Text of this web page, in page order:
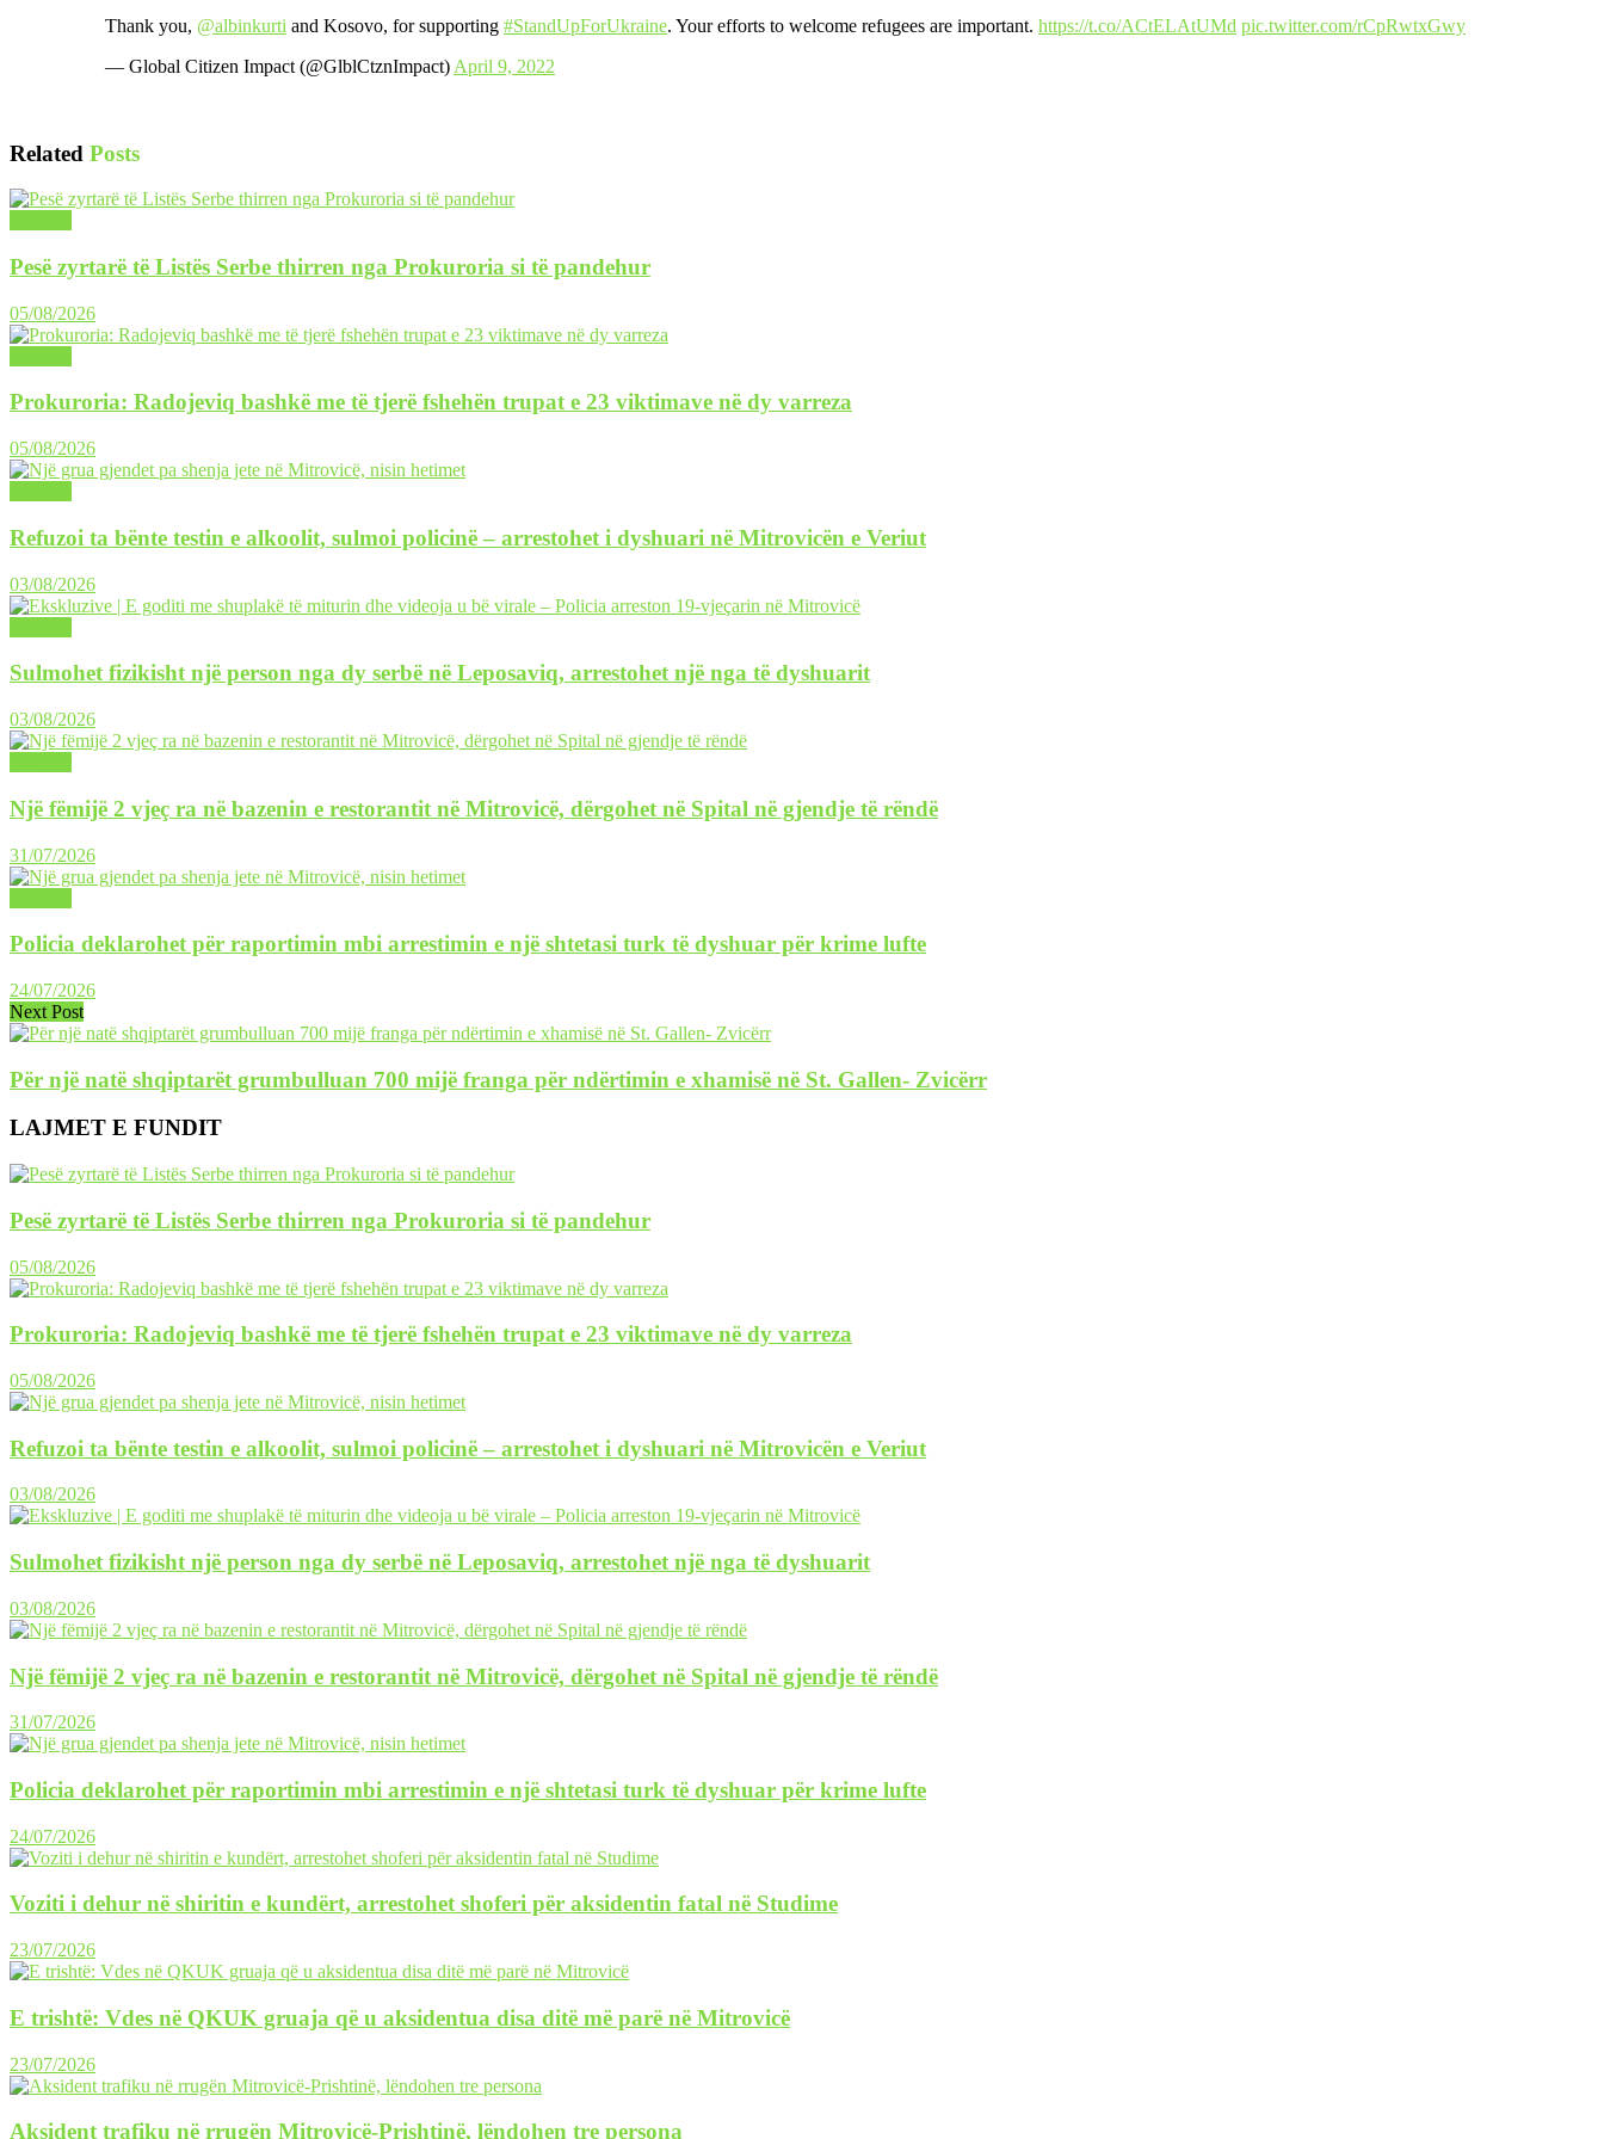
Thank you, @albinkurti and Kosovo, for supporting #StandUpForUkraine. Your efforts to welcome refugees are important. https://t.co/ACtELAtUMd pic.twitter.com/rCpRwtxGwy
— Global Citizen Impact (@GlblCtznImpact) April 9, 2022
Related Posts
Pesë zyrtarë të Listës Serbe thirren nga Prokuroria si të pandehur
05/08/2026
Prokuroria: Radojeviq bashkë me të tjerë fshehën trupat e 23 viktimave në dy varreza
05/08/2026
Refuzoi ta bënte testin e alkoolit, sulmoi policinë – arrestohet i dyshuari në Mitrovicën e Veriut
03/08/2026
Sulmohet fizikisht një person nga dy serbë në Leposaviq, arrestohet një nga të dyshuarit
03/08/2026
Një fëmijë 2 vjeç ra në bazenin e restorantit në Mitrovicë, dërgohet në Spital në gjendje të rëndë
31/07/2026
Policia deklarohet për raportimin mbi arrestimin e një shtetasi turk të dyshuar për krime lufte
24/07/2026
Next Post
Për një natë shqiptarët grumbulluan 700 mijë franga për ndërtimin e xhamisë në St. Gallen- Zvicërr
LAJMET E FUNDIT
Pesë zyrtarë të Listës Serbe thirren nga Prokuroria si të pandehur
05/08/2026
Prokuroria: Radojeviq bashkë me të tjerë fshehën trupat e 23 viktimave në dy varreza
05/08/2026
Refuzoi ta bënte testin e alkoolit, sulmoi policinë – arrestohet i dyshuari në Mitrovicën e Veriut
03/08/2026
Sulmohet fizikisht një person nga dy serbë në Leposaviq, arrestohet një nga të dyshuarit
03/08/2026
Një fëmijë 2 vjeç ra në bazenin e restorantit në Mitrovicë, dërgohet në Spital në gjendje të rëndë
31/07/2026
Policia deklarohet për raportimin mbi arrestimin e një shtetasi turk të dyshuar për krime lufte
24/07/2026
Voziti i dehur në shiritin e kundërt, arrestohet shoferi për aksidentin fatal në Studime
23/07/2026
E trishtë: Vdes në QKUK gruaja që u aksidentua disa ditë më parë në Mitrovicë
23/07/2026
Aksident trafiku në rrugën Mitrovicë-Prishtinë, lëndohen tre persona